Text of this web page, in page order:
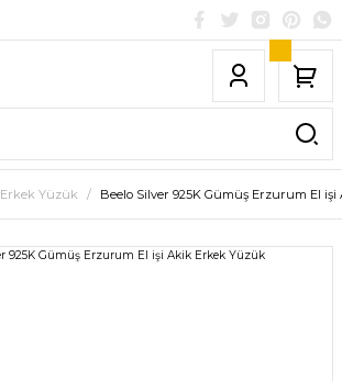
Erkek Yüzük Beelo Silver 925K Gümüş Erzurum El